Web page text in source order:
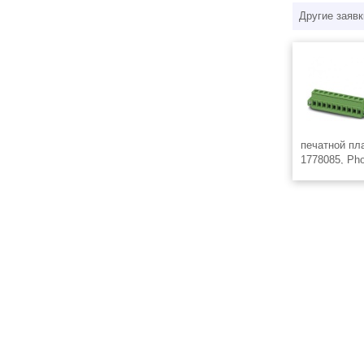
Другие
печатной
1778085,